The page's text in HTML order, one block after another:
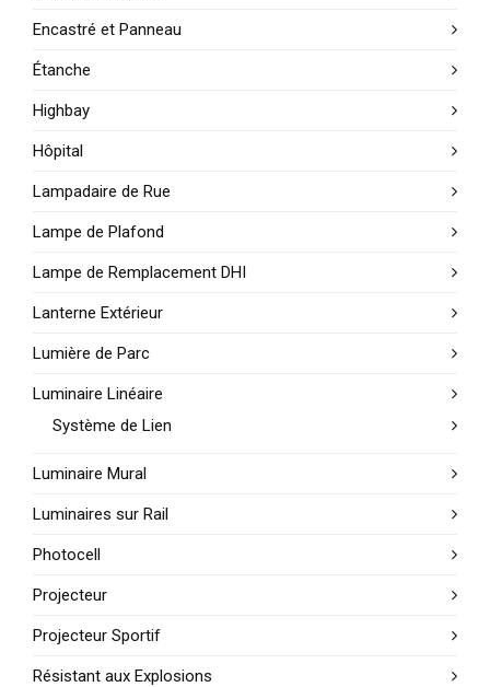
Encastré et Panneau
Étanche
Highbay
Hôpital
Lampadaire de Rue
Lampe de Plafond
Lampe de Remplacement DHI
Lanterne Extérieur
Lumière de Parc
Luminaire Linéaire
Système de Lien
Luminaire Mural
Luminaires sur Rail
Photocell
Projecteur
Projecteur Sportif
Résistant aux Explosions